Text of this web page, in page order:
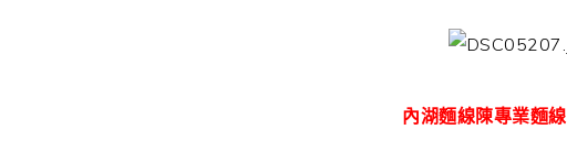
內湖麵線陳專業麵線